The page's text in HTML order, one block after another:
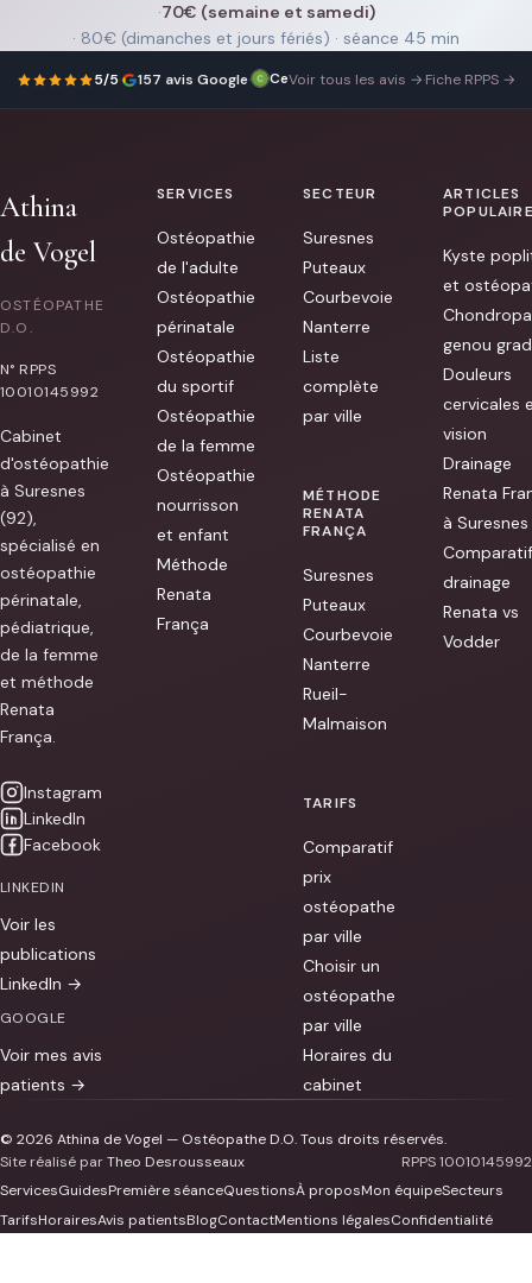
·70€ (semaine et samedi)
· 80€ (dimanches et jours fériés) · séance 45 min
5/5· 157 avis Google· Cel SA52 mars 2026
Professionnelle
les
Je
recommande
[...]
Voir tous les avis →·Fiche RPPS →
Athina
de Vogel
OSTÉOPATHE
D.O.
N° RPPS
10010145992
Cabinet
d'ostéopathie
à Suresnes
(92),
spécialisé en
ostéopathie
périnatale,
pédiatrique,
de la femme
et méthode
Renata
França.
Instagram
LinkedIn
Facebook
LINKEDIN
Voir les
publications
LinkedIn →
GOOGLE
Voir mes avis
patients →
SERVICES
Ostéopathie
de l'adulte
Ostéopathie
périnatale
Ostéopathie
du sportif
Ostéopathie
de la femme
Ostéopathie
nourrisson
et enfant
Méthode
Renata
França
SECTEUR
Suresnes
Puteaux
Courbevoie
Nanterre
Liste
complète
par ville
MÉTHODE
RENATA
FRANÇA
Suresnes
Puteaux
Courbevoie
Nanterre
Rueil-
Malmaison
TARIFS
Comparatif
prix
ostéopathe
par ville
Choisir un
ostéopathe
par ville
Horaires du
cabinet
ARTICLES
Kyste
et
genou
Douleurs
cervicales
vision
Drainage
Renata
à Suresnes
Comparatif
drainage
Renata vs
Vodder
© 2026 Athina de Vogel — Ostéopathe D.O. Tous droits réservés.
Site réalisé parTheo Desrousseaux
RPPS 10010145992
ServicesGuidesPremière séanceQuestionsÀ proposMon équipeSecteurs
TarifsHorairesAvis patientsBlogContactMentions légalesConfidentialité